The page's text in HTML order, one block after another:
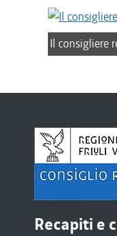
Il consigliere
Recapiti e